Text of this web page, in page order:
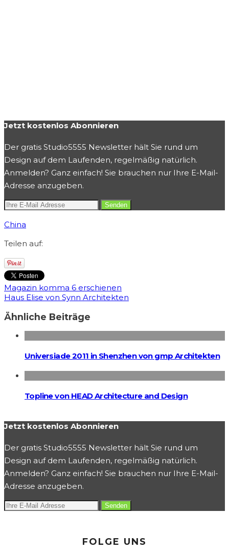
Jetzt kostenlos Abonnieren
Der gratis Studio5555 Newsletter hält Sie rund um
Design auf dem Laufenden, regelmäßig natürlich.
Anmelden? Ganz einfach! Sie brauchen nur Ihre E-Mail-
Adresse anzugeben.
China
Teilen auf:
Magazin komma 6 erschienen
Haus Elise von Synn Architekten
Ähnliche Beiträge
Universiade 2011 in Shenzhen von gmp Architekten
Topline von HEAD Architecture and Design
Jetzt kostenlos Abonnieren
Der gratis Studio5555 Newsletter hält Sie rund um
Design auf dem Laufenden, regelmäßig natürlich.
Anmelden? Ganz einfach! Sie brauchen nur Ihre E-Mail-
Adresse anzugeben.
FOLGE UNS